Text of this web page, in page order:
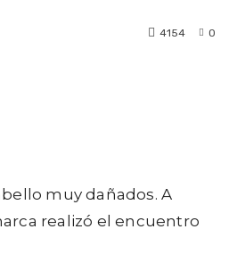
0
4154
muy dañados. A
realizó el encuentro